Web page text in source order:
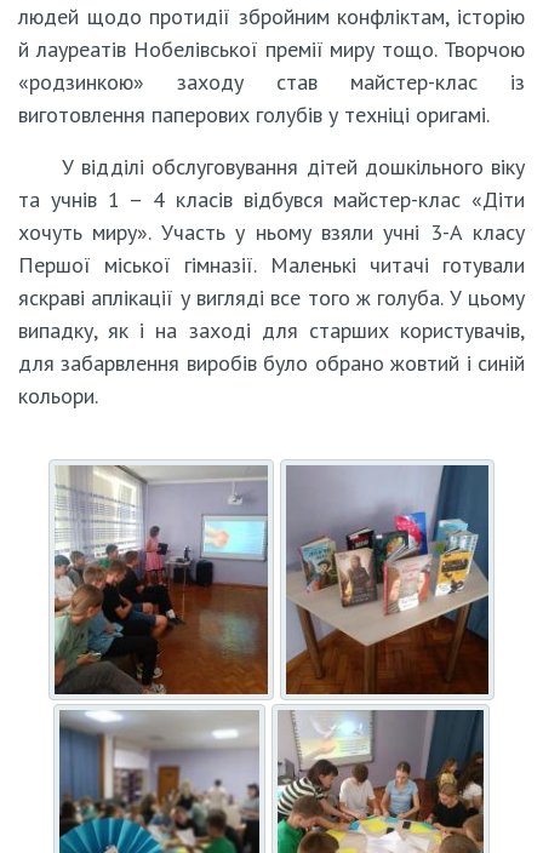
людей щодо протидії збройним конфліктам, історію
й лауреатів Нобелівської премії миру тощо. Творчою
«родзинкою» заходу став майстер-клас із
виготовлення паперових голубів у техніці оригамі.
У відділі обслуговування дітей дошкільного віку
та учнів 1 – 4 класів відбувся майстер-клас «Діти
хочуть миру». Участь у ньому взяли учні 3-А класу
Першої міської гімназії. Маленькі читачі готували
яскраві аплікації у вигляді все того ж голуба. У цьому
випадку, як і на заході для старших користувачів,
для забарвлення виробів було обрано жовтий і синій
кольори.